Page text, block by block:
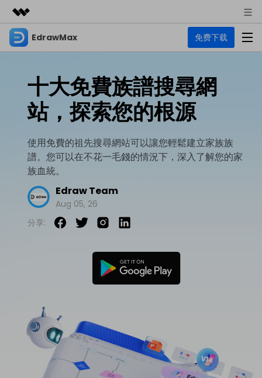
精選產品
實用工具
解決方案
關於我們
新聞中心
EdrawMax 免费下载
EdrawMax
多合一圖表軟體
專業的甘特圖工具
圖表
商業用途
流程圖
技術用途
設計用途
平面圖
所有圖表類型>>
資源
資源範本
EdrawMax 社區
文章内容
支援
教程
商業
搜索
十大免費族譜搜尋網
站，探索您的根源
使用免費的祖先搜尋網站可以讓您輕鬆建立家族族
譜。您可以在不花一毛錢的情況下，深入了解您的家
族血統。
Edraw Team
Aug 05, 26
分享: